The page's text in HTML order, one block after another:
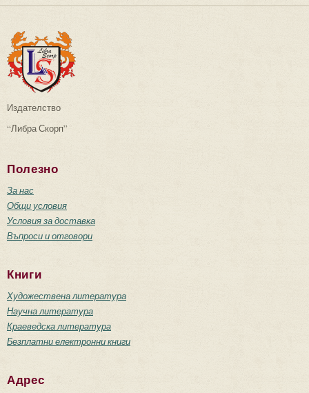
Издателство
“Либра Скорп”
Полезно
За нас
Общи условия
Условия за доставка
Въпроси и отговори
Книги
Художествена литература
Научна литература
Краеведска литература
Безплатни електронни книги
Адрес